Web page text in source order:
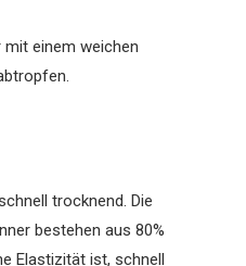
mit einem weichen
trocknend. Die
bestehen aus 80%
Elastizität ist, schnell